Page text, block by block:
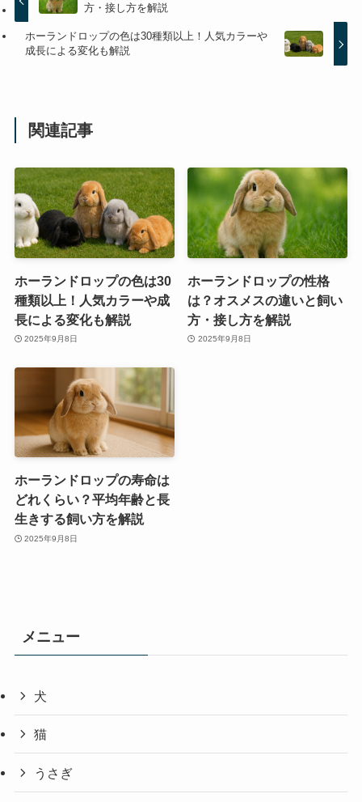
方・接し方を解説
ホーランドロップの色は30種類以上！人気カラーや
成長による変化も解説
関連記事
ホーランドロップの色は30
種類以上！人気カラーや成
長による変化も解説
2025年9月8日
ホーランドロップの性格
は？オスメスの違いと飼い
方・接し方を解説
2025年9月8日
ホーランドロップの寿命は
どれくらい？平均年齢と長
生きする飼い方を解説
2025年9月8日
メニュー
犬
猫
うさぎ